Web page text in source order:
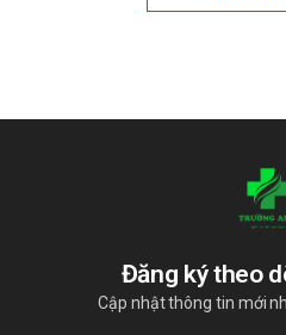
Đăng ký theo
Cập nhật thông tin mới